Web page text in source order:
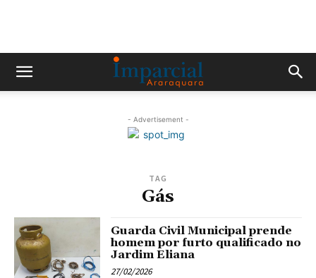
- Advertisement -
TAG
Gás
Guarda Civil Municipal prende
homem por furto qualificado no
Jardim Eliana
27/02/2026